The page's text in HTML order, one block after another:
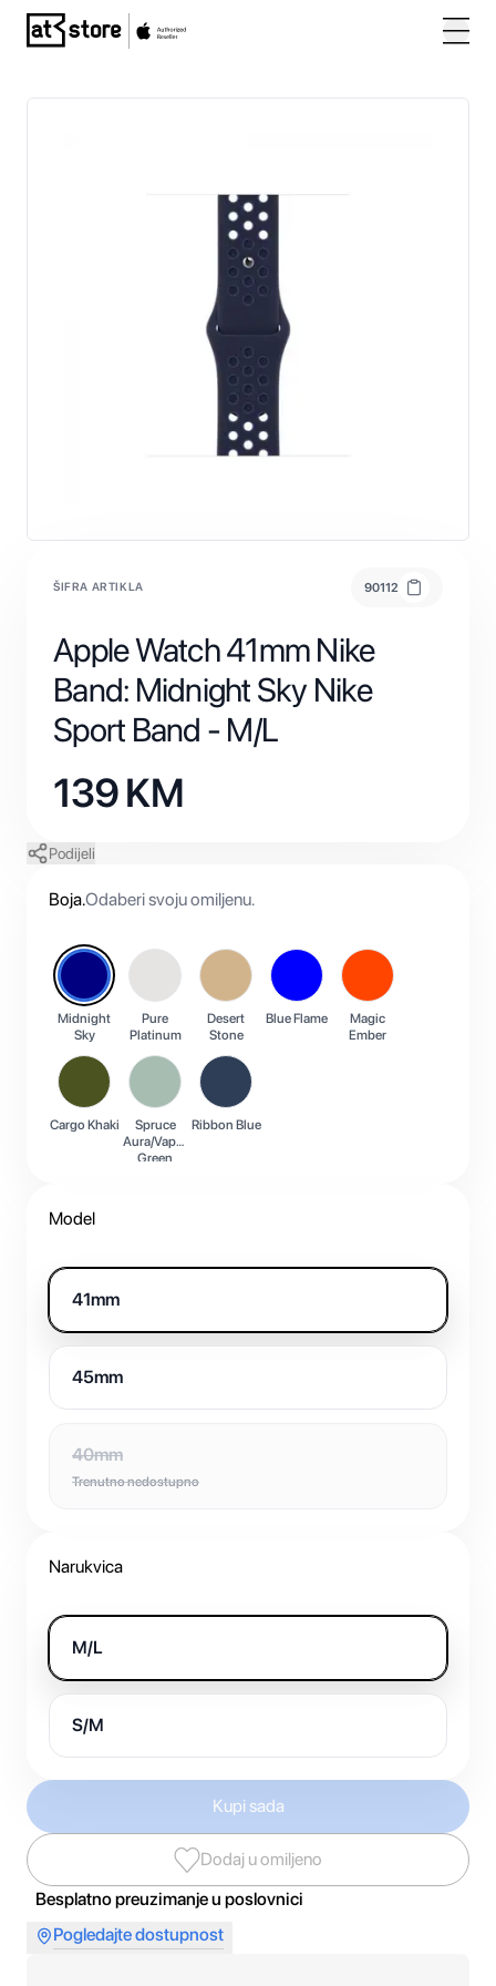
Posjetite početnu stranicu AT Store
ŠIFRA ARTIKLA 90112
Apple Watch 41mm Nike
Band: Midnight Sky Nike
Sport Band - M/L
139KM
Podijeli
Boja.Odaberi svoju omiljenu.
Midnight
Sky
Pure
Platinum
Desert
Stone
Blue Flame
Magic
Ember
Cargo Khaki
Spruce
Aura/Vapor
Green
Ribbon Blue
Model
41mm
45mm
40mm
Trenutno nedostupno
Narukvica
M/L
S/M
Kupi sada
Dodaj u omiljeno
Besplatno preuzimanje u poslovnici
Pogledajte dostupnost